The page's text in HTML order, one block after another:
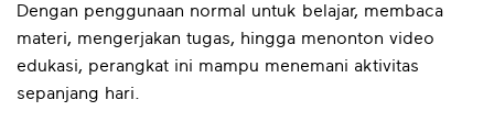
Dengan penggunaan normal untuk belajar, membaca
materi, mengerjakan tugas, hingga menonton video
edukasi, perangkat ini mampu menemani aktivitas
sepanjang hari.